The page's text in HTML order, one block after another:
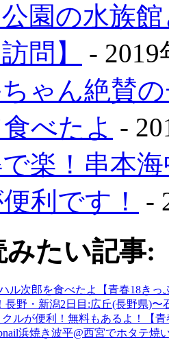
園の水族
問】
- 2019
ゃん絶賛
べたよ -
楽！串本
利です！
-
たい記事:
ル次郎を食べたよ【青春18きっ
長野・新潟2日目:広丘(長野県)〜
ルが便利！無料もあるよ！【青
浜焼き波平@西宮でホタテ焼